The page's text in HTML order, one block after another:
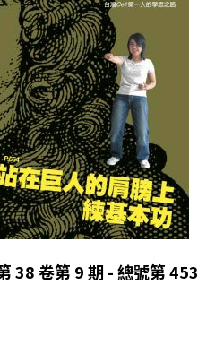
38 卷第 9 期 - 總號第 453